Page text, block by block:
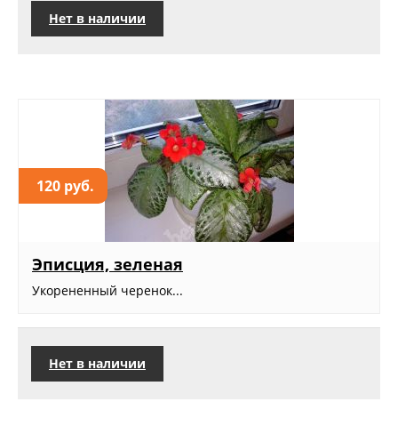
Нет в наличии
120 руб.
Эписция, зеленая
Укорененный черенок...
Нет в наличии